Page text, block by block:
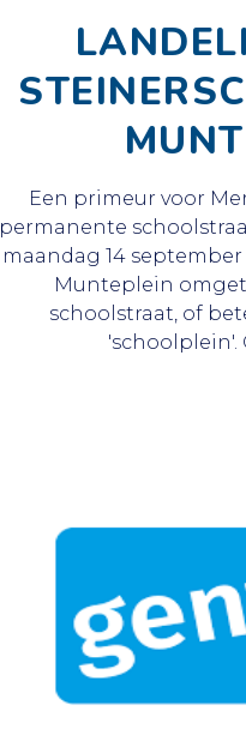
Een primeur voor
permanente
maandag 14
Munteplein
schoolstraat, of
'schoolplein'.